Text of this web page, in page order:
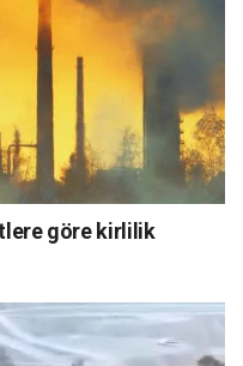
göre kirlilik